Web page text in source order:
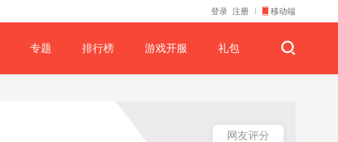
登录 注册 移动端
专题 排行榜 游戏开服 礼包
网友评分